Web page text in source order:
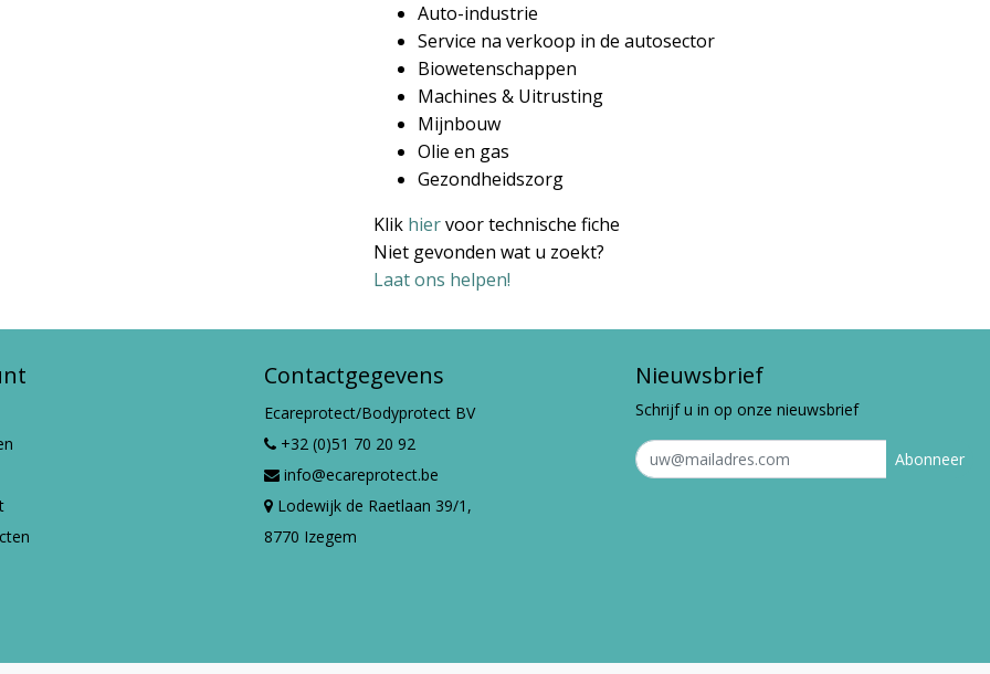
Auto-industrie
Service na verkoop in de autosector
Biowetenschappen
Machines & Uitrusting
Mijnbouw
Olie en gas
Gezondheidszorg
Klik hiervoor technische fiche
Niet gevonden wat u zoekt?
Laat ons helpen!
Contactgegevens
Ecareprotect/Bodyprotect BV
+32 (0)51 70 20 92
info@ecareprotect.be
Lodewijk de Raetlaan 39/1,
8770 Izegem
Nieuwsbrief
Schrijf u in op onze nieuwsbrief
Abonneer